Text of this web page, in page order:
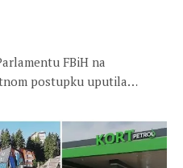
FBiH na
postupku uputila…